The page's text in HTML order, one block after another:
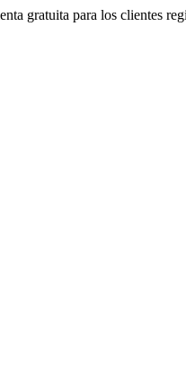
gratuita para los clientes